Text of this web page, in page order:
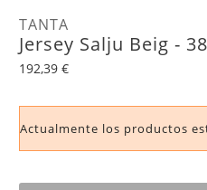
TANTA
Jersey Salju Beig -
192,39 €
Actualmente los productos